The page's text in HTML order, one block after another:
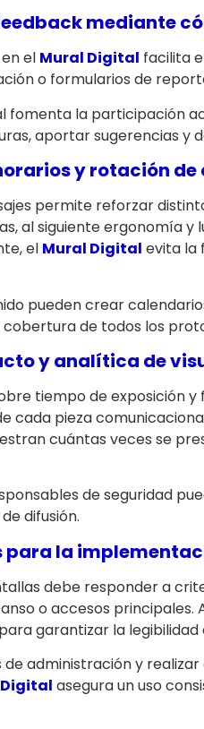
mediante
el Mural Digital facilita
o formularios de
fomenta la participación
aportar sugerencias y
y rotación
permite reforzar
al siguiente ergonomía y
el Mural Digital evita la
pueden crear
de todos los
y analítica de
tiempo de exposición
cada pieza
cuántas veces se
de seguridad
difusión.
para la
debe responder a
o accesos
garantizar la
administración y
asegura un uso